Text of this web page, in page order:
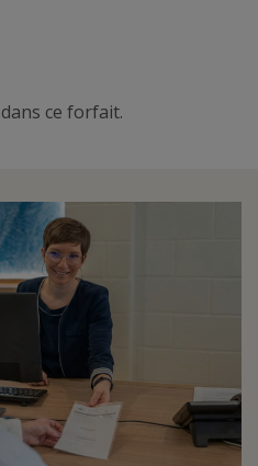
ce forfait.